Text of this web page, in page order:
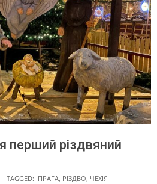
перший різдвяний
TAGGED: ПРАГА, РІЗДВО, ЧЕХІЯ